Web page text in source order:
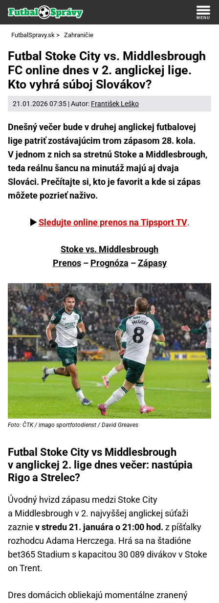
FutbalSpravy.sk > Zahraničie
Futbal Stoke City vs. Middlesbrough
FC online dnes v 2. anglickej lige.
Kto vyhrá súboj Slovákov?
21.01.2026 07:35 | Autor: František Leško
Dnešný večer bude v druhej anglickej futbalovej
lige patriť zostávajúcim trom zápasom 28. kola.
V jednom z nich sa stretnú Stoke a Middlesbrough,
teda reálnu šancu na minutáž majú aj dvaja
Slováci. Prečítajte si, kto je favorit a kde si zápas
môžete pozrieť naživo.
▶️Sledujte online prenos na Tipsport TV.
Stoke vs. Middlesbrough
Prenos– Prognóza –Zápasy
Foto: ČTK / imago sportfotodienst / David Greaves
Futbal Stoke City vs Middlesbrough
v anglickej 2. lige dnes večer: nastúpia
Rigo a Strelec?
Úvodný hvizd zápasu medzi Stoke City
a Middlesbrough v 2. najvyššej anglickej súťaži
zaznie v stredu 21. januára o 21:00 hod. z píšťalky
rozhodcu Adama Herczega. Hrá sa na štadióne
bet365 Stadium s kapacitou 30 089 divákov v Stoke
on Trent.
Dres domácich obliekajú momentálne zranený